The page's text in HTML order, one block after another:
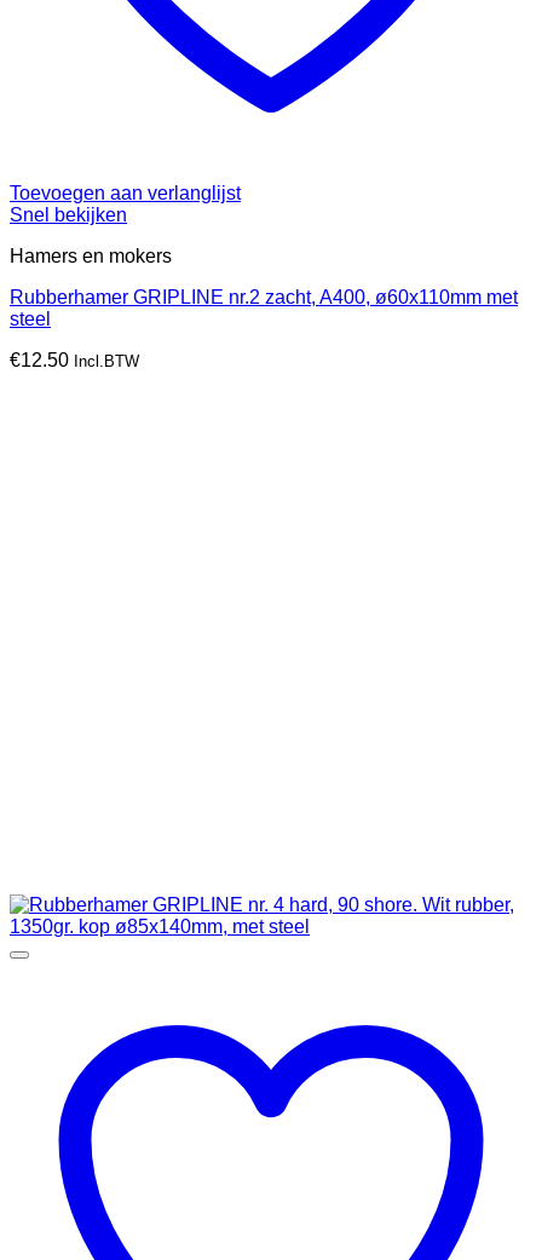
Toevoegen aan verlanglijst
Snel bekijken
Hamers en mokers
Rubberhamer GRIPLINE nr.2 zacht, A400, ø60x110mm met
steel
€12.50 Incl.BTW